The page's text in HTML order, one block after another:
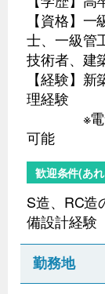
【資格】
士、一級管
技術者、建
【経験】
理経験
※電気、
可能
歓迎条件(あ
S造、RC造
備設計経験
勤務地